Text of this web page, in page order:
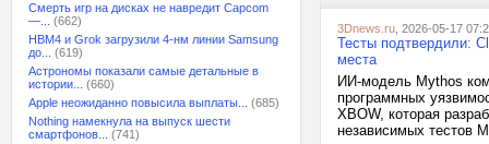
Смерть игр на дисках не навредит Capcom
—...
(662)
HBM4 и Grok загрузили 4-нм линии Samsung
до...
(619)
Астрономы показали самые детальные в
истории...
(660)
Apple неожиданно повысила выплаты...
(685)
Nothing намекнула на выпуск шести
смартфонов...
(741)
3Dnews.ru , 2026-05-17
Тесты подтвердили:
места
ИИ-модель Mythos
программных
XBOW, которая
независимых тестов